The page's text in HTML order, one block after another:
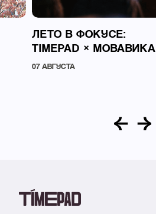
ЛЕТО В ФОКУСЕ:
TIMEPAD × МОВАВИКА
07 АВГУСТА